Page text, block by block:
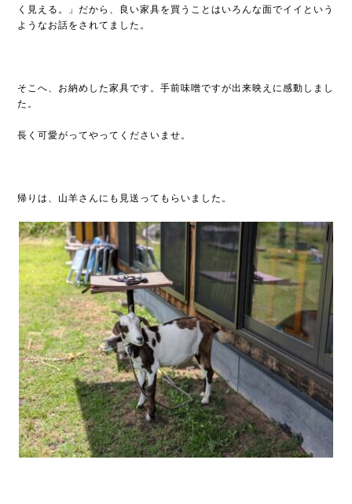
く見える。」だから、良い家具を買うことはいろんな面でイイという
ようなお話をされてました。
そこへ、お納めした家具です。手前味噌ですが出来映えに感動しまし
た。
長く可愛がってやってくださいませ。
帰りは、山羊さんにも見送ってもらいました。